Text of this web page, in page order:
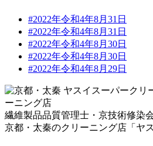
#2022年令和4年8月31日
#2022年令和4年8月31日
#2022年令和4年8月30日
#2022年令和4年8月30日
#2022年令和4年8月29日
繊維製品品質管理士・京技術修染
京都・太秦のクリーニング店「ヤ